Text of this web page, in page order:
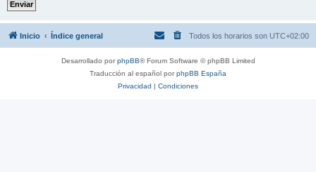
Inicio Índice general Todos los horarios son UTC+02:00
Desarrollado porphpBB® Forum Software © phpBB Limited
Traducción al español porphpBB España
Privacidad | Condiciones